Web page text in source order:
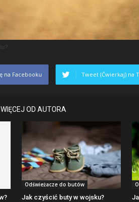
na Facebooku Tweet (Ćwierkaj) na
WIĘCEJ OD AUTORA
Odświeżacze do butów
Jak czyścić buty w wojsku?